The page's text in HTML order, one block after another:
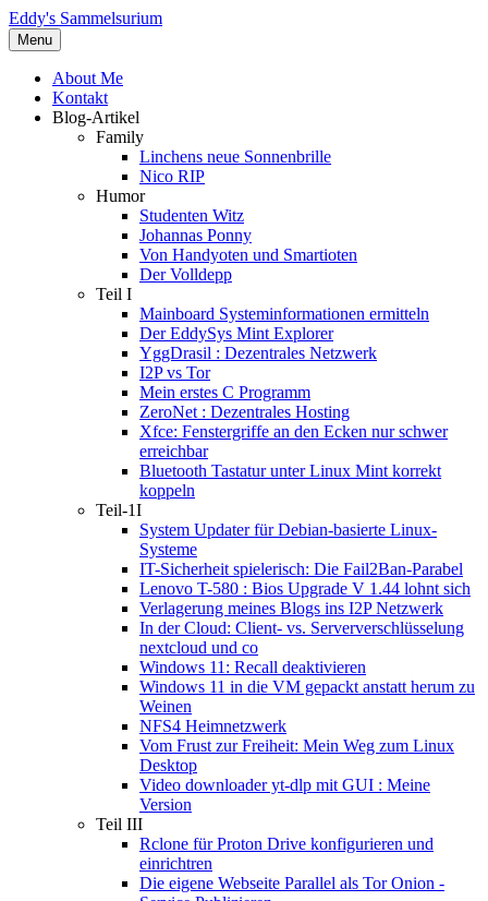
Eddy's Sammelsurium
Menu
About Me
Kontakt
Blog-Artikel
Family
Linchens neue Sonnenbrille
Nico RIP
Humor
Studenten Witz
Johannas Ponny
Von Handyoten und Smartioten
Der Volldepp
Teil I
Mainboard Systeminformationen ermitteln
Der EddySys Mint Explorer
YggDrasil : Dezentrales Netzwerk
I2P vs Tor
Mein erstes C Programm
ZeroNet : Dezentrales Hosting
Xfce: Fenstergriffe an den Ecken nur schwer
erreichbar
Bluetooth Tastatur unter Linux Mint korrekt
koppeln
Teil-1I
System Updater für Debian-basierte Linux-
Systeme
IT-Sicherheit spielerisch: Die Fail2Ban-Parabel
Lenovo T-580 : Bios Upgrade V 1.44 lohnt sich
Verlagerung meines Blogs ins I2P Netzwerk
In der Cloud: Client- vs. Serververschlüsselung
nextcloud und co
Windows 11: Recall deaktivieren
Windows 11 in die VM gepackt anstatt herum zu
Weinen
NFS4 Heimnetzwerk
Vom Frust zur Freiheit: Mein Weg zum Linux
Desktop
Video downloader yt-dlp mit GUI : Meine
Version
Teil III
Rclone für Proton Drive konfigurieren und
einrichtren
Die eigene Webseite Parallel als Tor Onion -